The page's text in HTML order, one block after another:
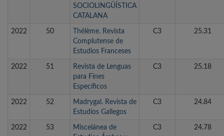
SOCIOLINGÜÍSTICA
CATALANA
2022 50
Thélème. Revista
Complutense de
Estudios Franceses
C3 25.31
2022 51
Revista de Lenguas
para Fines
Específicos
C3 25.18
2022 52
Madrygal. Revista de
Estudios Gallegos
C3 24.84
2022 53
Miscelánea de
C3 24.78